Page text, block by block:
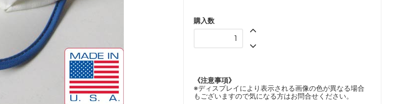
購入数
《注意事項》
※ディスプレイにより表示される画像の色が異なる場合
もございますので気になる方はお問合せください。